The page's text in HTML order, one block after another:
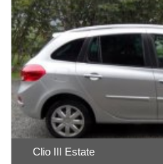
Clio III Estate